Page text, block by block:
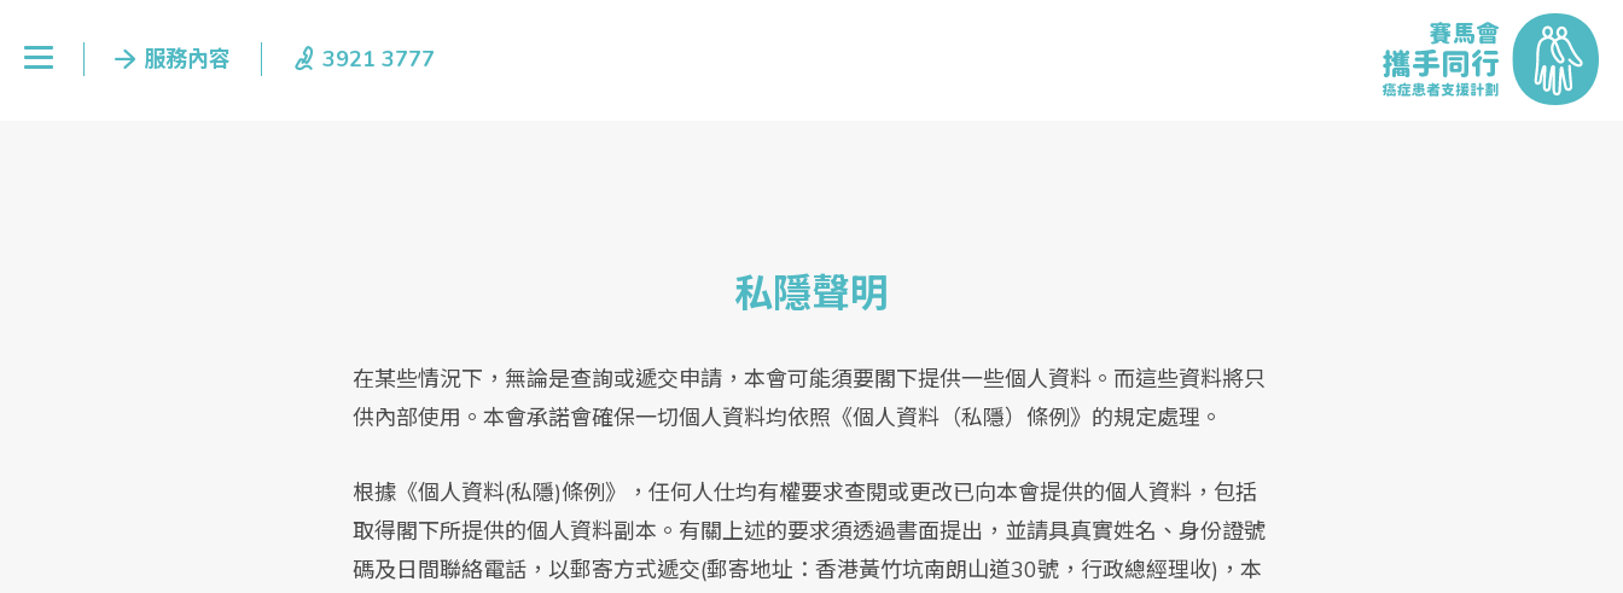
私隱聲明
在某些情況下，無論是查詢或遞交申請，本會可能須要閣下提供一些個人資料。而這些資料將只
供內部使用。本會承諾會確保一切個人資料均依照《個人資料（私隱）條例》的規定處理。
根據《個人資料(私隱)條例》，任何人仕均有權要求查閱或更改已向本會提供的個人資料，包括
取得閣下所提供的個人資料副本。有關上述的要求須透過書面提出，並請具真實姓名、身份證號
碼及日間聯絡電話，以郵寄方式遞交(郵寄地址：香港黃竹坑南朗山道30號，行政總經理收)，本